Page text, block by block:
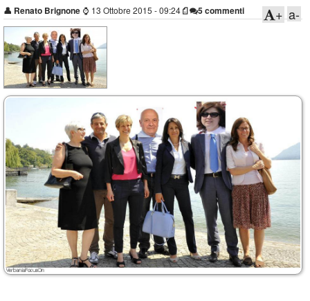
👤 Renato Brignone ⌚ 13 Ottobre 2015 - 09:24 5 commenti a-
+